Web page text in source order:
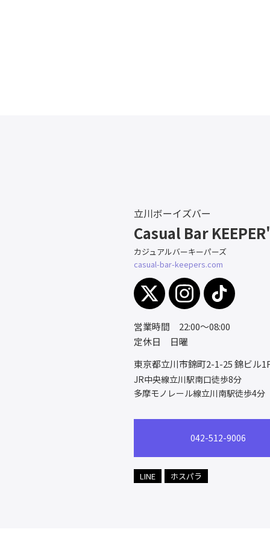
立川ボーイズバー
Casual Bar
カジュアルバーキーパーズ
casual-bar-keepers.com
営業時間 22:00～08:00
定休日 日曜
東京都立川市錦町2-1-25錦ビル
JR中央線立川駅南口徒歩8分
多摩モノレール線立川南駅徒歩4分
042-512-9006
LINE ホスパラ